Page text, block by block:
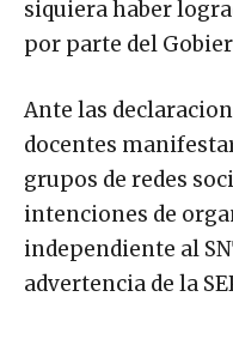
siquiera haber
por parte del
Ante las
docentes
grupos de redes
intenciones de
independiente al
advertencia de la